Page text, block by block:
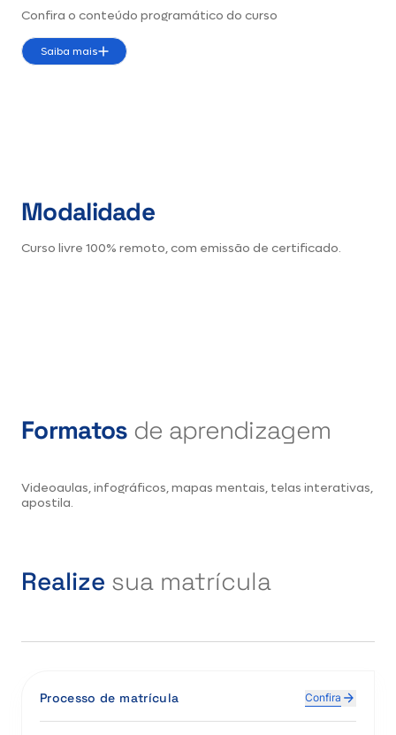
Confira o conteúdo programático do curso
Saiba mais
Modalidade
Curso livre 100% remoto, com emissão de certificado.
Formatos de aprendizagem
Videoaulas, infográficos, mapas mentais, telas interativas,
apostila.
Realize sua matrícula
Processo de matrícula Confira